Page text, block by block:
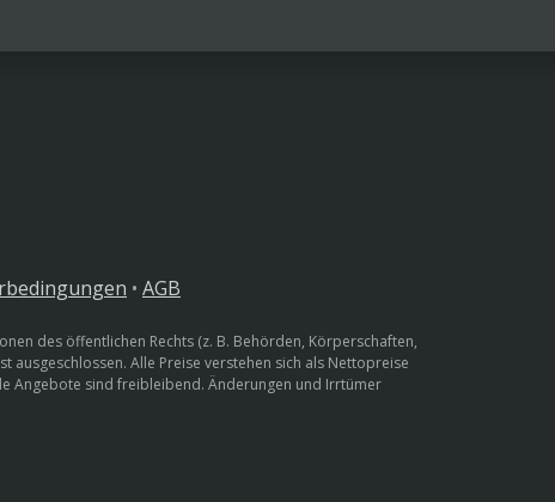
• AGB
des öffentlichen Rechts (z. B. Behörden, Körperschaften,
ausgeschlossen. Alle Preise verstehen sich als Nettopreise
Angebote sind freibleibend. Änderungen und Irrtümer